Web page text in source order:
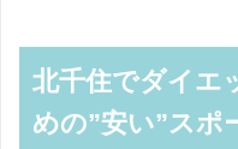
北千住でダイエ
めの”安い”スポ